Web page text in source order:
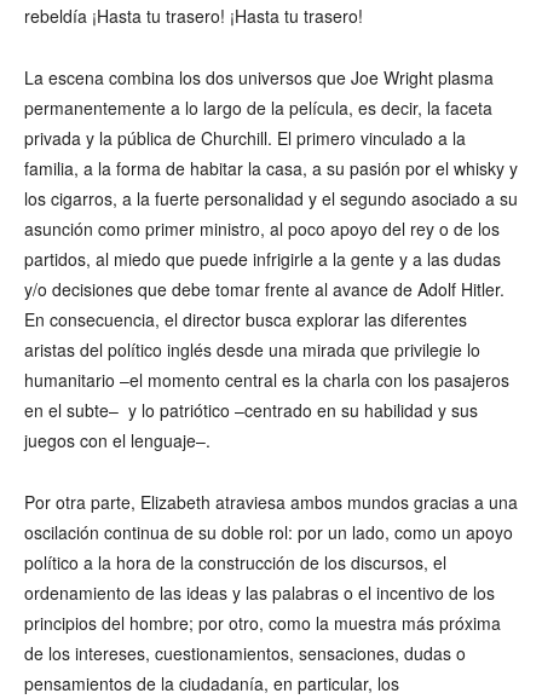
rebeldía ¡Hasta tu trasero! ¡Hasta tu trasero!
La escena combina los dos universos que Joe Wright plasma
permanentemente a lo largo de la película, es decir, la faceta
privada y la pública de Churchill. El primero vinculado a la
familia, a la forma de habitar la casa, a su pasión por el whisky y
los cigarros, a la fuerte personalidad y el segundo asociado a su
asunción como primer ministro, al poco apoyo del rey o de los
partidos, al miedo que puede infrigirle a la gente y a las dudas
y/o decisiones que debe tomar frente al avance de Adolf Hitler.
En consecuencia, el director busca explorar las diferentes
aristas del político inglés desde una mirada que privilegie lo
humanitario –el momento central es la charla con los pasajeros
en el subte– y lo patriótico –centrado en su habilidad y sus
juegos con el lenguaje–.
Por otra parte, Elizabeth atraviesa ambos mundos gracias a una
oscilación continua de su doble rol: por un lado, como un apoyo
político a la hora de la construcción de los discursos, el
ordenamiento de las ideas y las palabras o el incentivo de los
principios del hombre; por otro, como la muestra más próxima
de los intereses, cuestionamientos, sensaciones, dudas o
pensamientos de la ciudadanía, en particular, los